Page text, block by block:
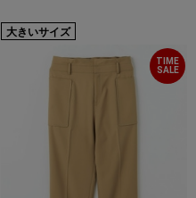
大きいサイズ
TIME
SALE